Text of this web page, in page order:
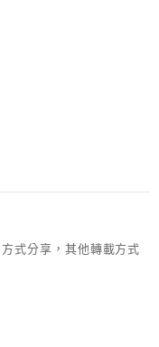
式分享，其他轉載方式